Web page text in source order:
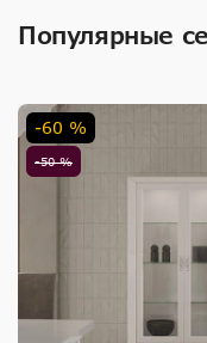
Популярные
-50 %
-60 %